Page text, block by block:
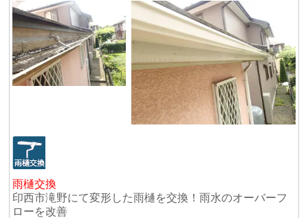
雨樋交換
印西市滝野にて変形した雨樋を交換！雨水のオーバーフ
ローを改善